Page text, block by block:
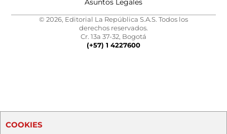
Asuntos Legales
© 2026, Editorial La República S.A.S. Todos los
derechos reservados.
Cr. 13a 37-32, Bogotá
(+57) 1 4227600
COOKIES